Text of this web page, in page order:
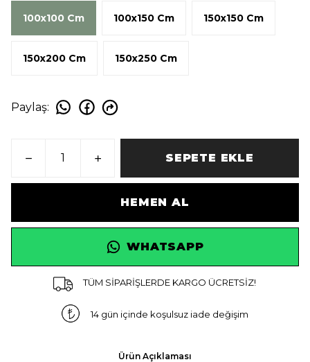
100x100 Cm 100x150 Cm 150x150 Cm
150x200 Cm 150x250 Cm
Paylaş:
SEPETE EKLE
HEMEN AL
WHATSAPP
TÜM SİPARİŞLERDE KARGO ÜCRETSİZ!
14 gün içinde koşulsuz iade değişim
Ürün Açıklaması